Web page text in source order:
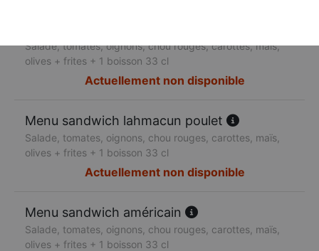
Salade, tomates, oignons, chou rouges, carottes, maïs,
olives + frites + 1 boisson 33 cl
Actuellement non disponible
Menu sandwich lahmacun poulet
Salade, tomates, oignons, chou rouges, carottes, maïs,
olives + frites + 1 boisson 33 cl
Actuellement non disponible
Menu sandwich américain
Salade, tomates, oignons, chou rouges, carottes, maïs,
olives + frites + 1 boisson 33 cl